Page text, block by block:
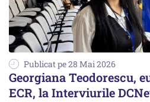
Publicat pe 28 Mai 2026
Georgiana Teodorescu,
ECR, la Interviurile